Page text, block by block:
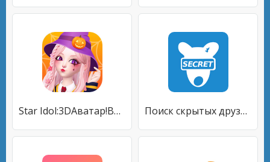
Star Idol:3DАватар!Виртуальный мир&Социальная игра Поиск скрытых друзей для ВК - Сыщик для Вконтакте